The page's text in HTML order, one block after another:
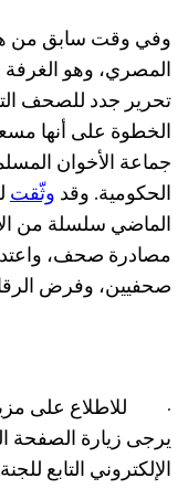
وفي وقت سابق من
المصري، وهو الغرفة
تحرير جدد للصحف
الخطوة على أنها
جماعة الأخوان
الحكومية. وقد وثّقت
الماضي سلسلة من
مصادرة صحف،
صحفيين، وفرض
·
للاطلاع على
يرجى زيارة
الإلكتروني التابع